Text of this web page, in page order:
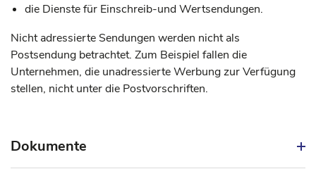
die Dienste für Einschreib-und Wertsendungen.
Nicht adressierte Sendungen werden nicht als
Postsendung betrachtet. Zum Beispiel fallen die
Unternehmen, die unadressierte Werbung zur Verfügung
stellen, nicht unter die Postvorschriften.
Dokumente